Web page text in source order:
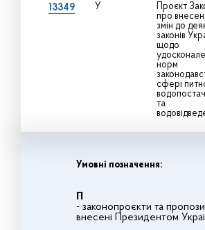
13349
У
Проєкт
про
змін до
законів
щодо
норм
сфері
та
Умовні позначення:
П
- законопроєкти та
внесені Президентом